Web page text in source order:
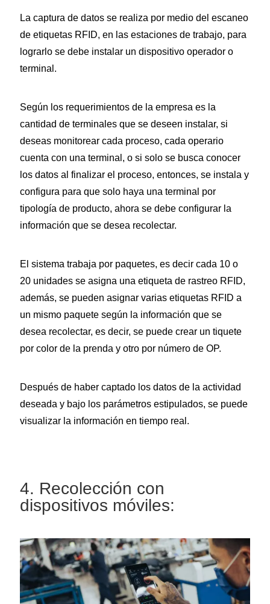
La captura de datos se realiza por medio del escaneo
de etiquetas RFID, en las estaciones de trabajo, para
lograrlo se debe instalar un dispositivo operador o
terminal.
Según los requerimientos de la empresa es la
cantidad de terminales que se deseen instalar, si
deseas monitorear cada proceso, cada operario
cuenta con una terminal, o si solo se busca conocer
los datos al finalizar el proceso, entonces, se instala y
configura para que solo haya una terminal por
tipología de producto, ahora se debe configurar la
información que se desea recolectar.
El sistema trabaja por paquetes, es decir cada 10 o
20 unidades se asigna una etiqueta de rastreo RFID,
además, se pueden asignar varias etiquetas RFID a
un mismo paquete según la información que se
desea recolectar, es decir, se puede crear un tiquete
por color de la prenda y otro por número de OP.
Después de haber captado los datos de la actividad
deseada y bajo los parámetros estipulados, se puede
visualizar la información en tiempo real.
4. Recolección con
dispositivos móviles: